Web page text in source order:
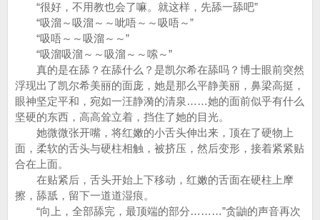
“很好，不用教也会了嘛。就这样，先舔一舔吧”
“吸溜～吸溜～～呲唔～～吸唔～”
“吸唔～～吸溜～～”
“吸溜吸溜～～吸溜～～嗦～”
真的是在舔？在舔什么？是凯尔希在舔吗？博士眼前突然
浮现出了凯尔希美丽的面庞，她是那么平静美丽，鼻梁高挺，
眼神坚定平和，宛如一汪静漪的清泉……她的面前似乎有什么
坚硬的东西，高高耸立着，挡住了她的目光。
她微微张开嘴，将红嫩的小舌头伸出来，顶在了硬物上
面，柔软的舌头与硬柱相触，被挤压，然后变形，接着紧紧贴
合在上面。
在贴紧后，舌头开始上下移动，红嫩的舌面在硬柱上摩
擦，舔舐，留下一道道湿痕。
“向上，全部舔完，最顶端的部分………”贪鼬的声音再次